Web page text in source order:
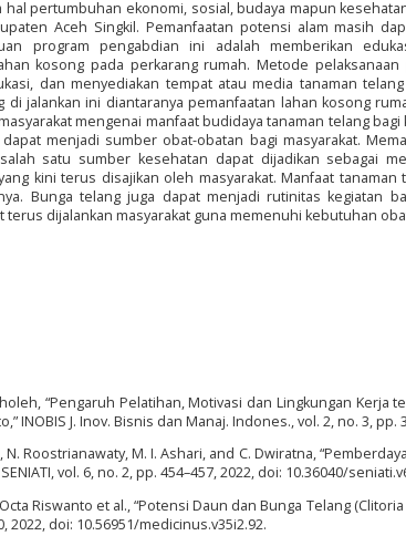
hal pertumbuhan ekonomi, sosial, budaya mapun
Aceh Singkil. Pemanfaatan potensi alam masih
program pengabdian ini adalah memberikan
kosong pada perkarang rumah. Metode
dan menyediakan tempat atau media tanaman
di jalankan ini diantaranya pemanfaatan lahan kosong
mengenai manfaat budidaya tanaman telang
menjadi sumber obat-obatan bagi masyarakat.
satu sumber kesehatan dapat dijadikan sebagai
kini terus disajikan oleh masyarakat. Manfaat
Bunga telang juga dapat menjadi rutinitas kegiatan
terus dijalankan masyarakat guna memenuhi kebutuhan
“Pengaruh Pelatihan, Motivasi dan Lingkungan Kerja
INOBIS J. Inov. Bisnis dan Manaj. Indones., vol. 2, no. 3,
N. Roostrianawaty, M. I. Ashari, and C. Dwiratna,
vol. 6, no. 2, pp. 454–457, 2022, doi: 10.36040/
Riswanto et al., “Potensi Daun dan Bunga Telang
2022, doi: 10.56951/medicinus.v35i2.92.